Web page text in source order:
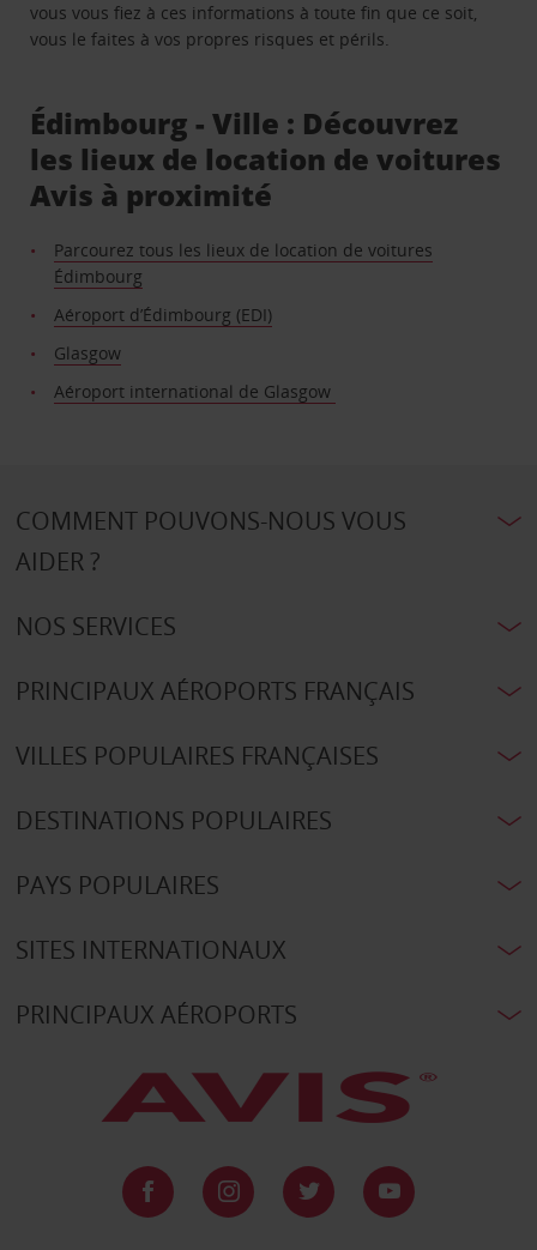
vous vous fiez à ces informations à toute fin que ce soit,
vous le faites à vos propres risques et périls.
Édimbourg - Ville : Découvrez
les lieux de location de voitures
Avis à proximité
Parcourez tous les lieux de location de voitures
Édimbourg
Aéroport d’Édimbourg (EDI)
Glasgow
Aéroport international de Glasgow
COMMENT POUVONS-NOUS VOUS
AIDER ?
NOS SERVICES
PRINCIPAUX AÉROPORTS FRANÇAIS
VILLES POPULAIRES FRANÇAISES
DESTINATIONS POPULAIRES
PAYS POPULAIRES
SITES INTERNATIONAUX
PRINCIPAUX AÉROPORTS